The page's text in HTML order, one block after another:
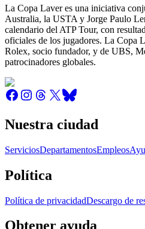
La Copa Laver es una iniciativa
Australia, la USTA y Jorge Paulo
calendario del ATP Tour, con
oficiales de los jugadores. La Copa
Rolex, socio fundador, y de UBS,
patrocinadores globales.
Nuestra ciudad
ServiciosDepartamentosEmpleos
Política
Política de privacidadDescargo de
Obtener ayuda